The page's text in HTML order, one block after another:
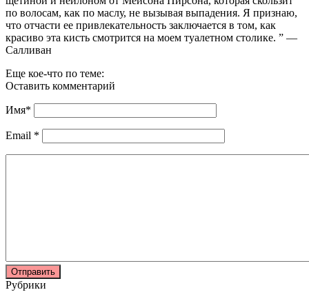
по волосам, как по маслу, не вызывая выпадения. Я признаю,
что отчасти ее привлекательность заключается в том, как
красиво эта кисть смотрится на моем туалетном столике. ” —
Салливан
Еще кое-что по теме:
Оставить комментарий
Имя*
Email *
Рубрики